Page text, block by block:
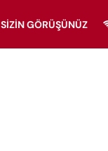
SIZIN GÖRÜŞÜNÜZ